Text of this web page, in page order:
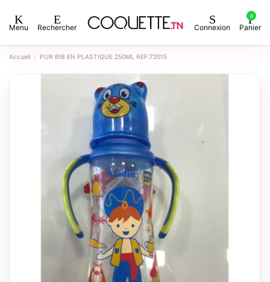
Menu Rechercher Connexion
0
Panier
Accueil PUR BIB EN PLASTIQUE 250ML REF:72015